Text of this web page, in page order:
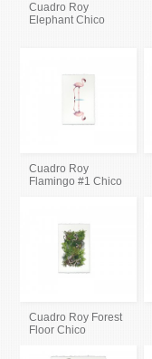
Cuadro Roy
Elephant Chico
Cuadro Roy
Flamingo #1 Chico
Cuadro Roy Forest
Floor Chico